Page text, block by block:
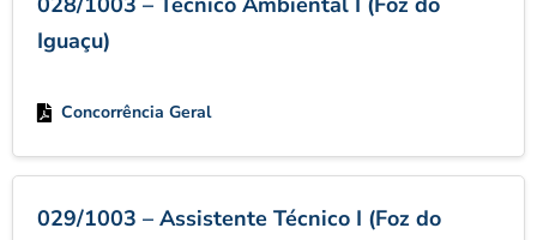
Iguaçu)
Concorrência Geral
029/1003 – Assistente Técnico I (Foz do